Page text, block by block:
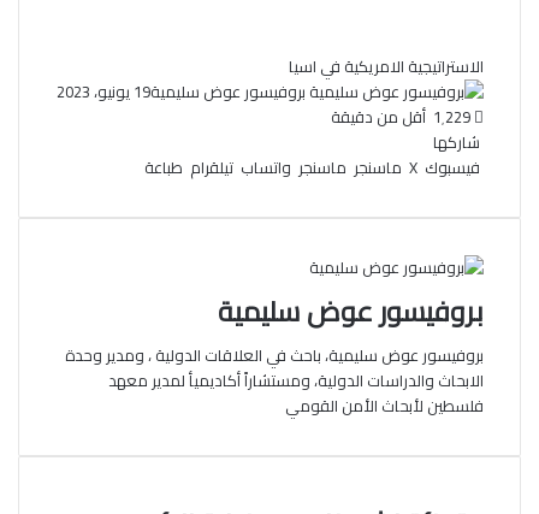
الاستراتيجية الامريكية في اسيا
بروفيسور عوض سليمية19 يونيو، 2023
أقل من دقيقة
شاركها
فيسبوك ‫X ماسنجر ماسنجر واتساب تيلقرام طباعة
بروفيسور عوض سليمية
بروفيسور عوض سليمية، باحث في العلاقات الدولية ، ومدير وحدة
الابحاث والدراسات الدولية، ومستشاراً أكاديميأ لمدير معهد
فلسطين لأبحاث الأمن القومي